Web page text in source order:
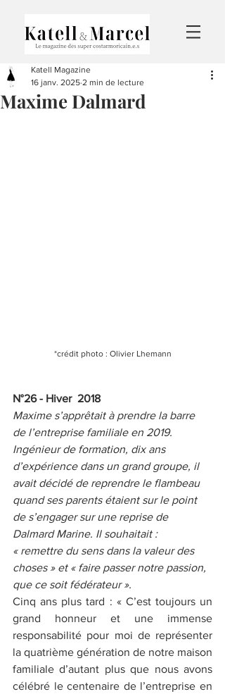
Maxime Dalmard
Katell Magazine
16 janv. 2025 2 min de lecture
*crédit photo : Olivier Lhemann
N°26 - Hiver  2018
Maxime s’apprêtait à prendre la barre
de l’entreprise familiale en 2019.
Ingénieur de formation, dix ans
d’expérience dans un grand groupe, il
avait décidé de reprendre le flambeau
quand ses parents étaient sur le point
de s’engager sur une reprise de
Dalmard Marine. Il souhaitait :
« remettre du sens dans la valeur des
choses » et « faire passer notre passion,
que ce soit fédérateur ».
Cinq ans plus tard : « C’est toujours un
grand honneur et une immense
responsabilité pour moi de représenter
la quatrième génération de notre maison
familiale d’autant plus que nous avons
célébré le centenaire de l’entreprise en